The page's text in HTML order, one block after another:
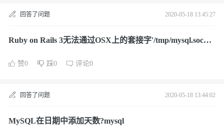
回答了问题 2020-05-18 13:45:27
Ruby on Rails 3无法通过OSX上的套接字'/tmp/mysql.sock'?
赞0 踩0 评论0
回答了问题 2020-05-18 13:44:02
MySQL在日期中添加天数?mysql